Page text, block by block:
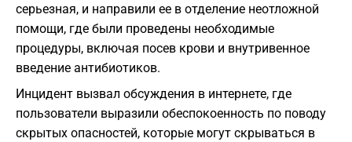
серьезная, и направили ее в отделение неотложной
помощи, где были проведены необходимые
процедуры, включая посев крови и внутривенное
введение антибиотиков.
Инцидент вызвал обсуждения в интернете, где
пользователи выразили обеспокоенность по поводу
скрытых опасностей, которые могут скрываться в